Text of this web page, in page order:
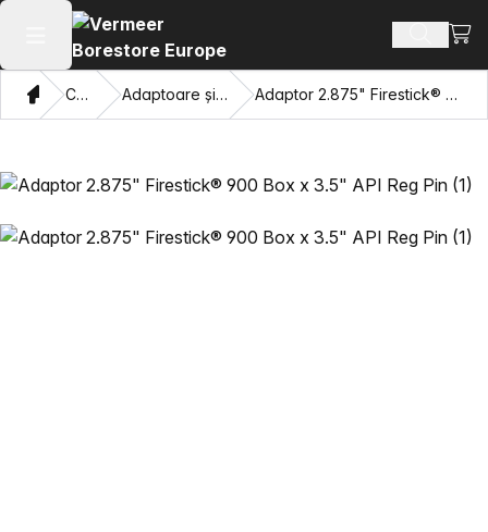
Deschide meniul principal Căutați
Domiciliu
Catalog Adaptoare și ochi care trag Adaptor 2.875" Firestick® 900 Box x 3.5" API Reg Pin